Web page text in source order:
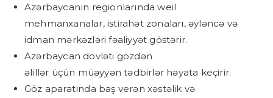
Azərbaycanın regionlarında weil
mehmanxanalar, istirahət zonaları, əyləncə və
idman mərkəzləri fəaliyyət göstərir.
Azərbaycan dövləti gözdən
əlillər üçün müəyyən tədbirlər həyata keçirir.
Göz aparatında baş verən xəstəlik və